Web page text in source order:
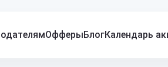
ОфферыБлогКалендарь